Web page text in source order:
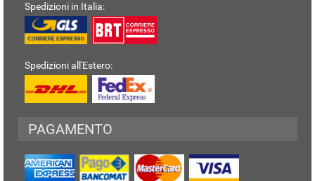
Spedizioni in Italia:
Spedizioni all'Estero:
PAGAMENTO